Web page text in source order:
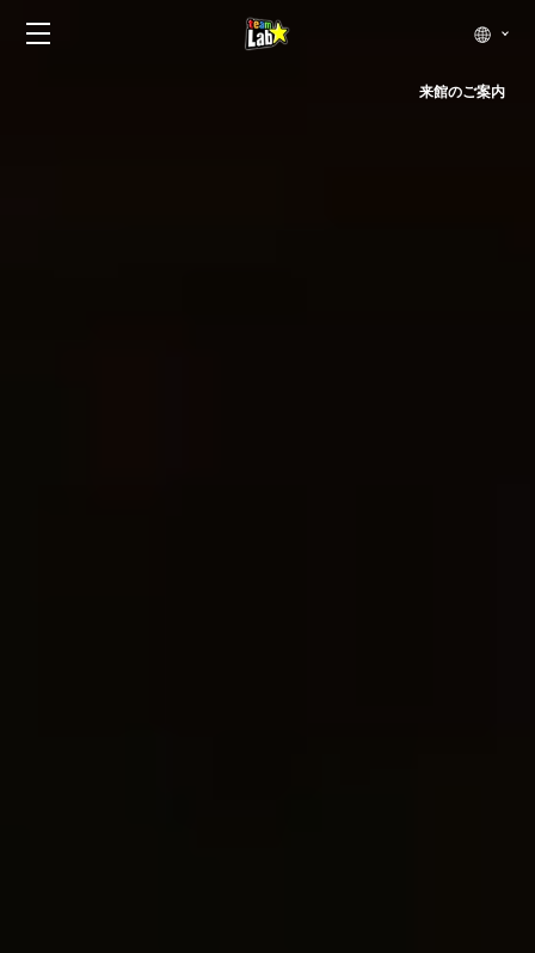
来館のご案内